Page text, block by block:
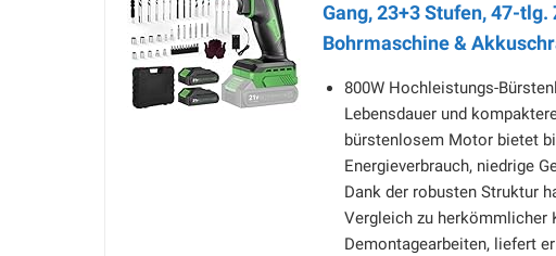
Gang, 23+3 Stufen, 47-tlg.
Bohrmaschine &
800W Hochleistungs-
Lebensdauer und
bürstenlosem Motor bietet
Energieverbrauch, niedrige
Dank der robusten Struktur
Vergleich zu herkömmlicher
Demontagearbeiten, liefert